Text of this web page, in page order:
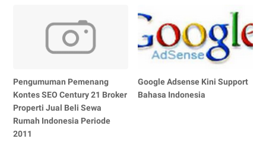
Pengumuman Pemenang
Kontes SEO Century 21 Broker
Properti Jual Beli Sewa
Rumah Indonesia Periode
2011
Google Adsense Kini Support
Bahasa Indonesia